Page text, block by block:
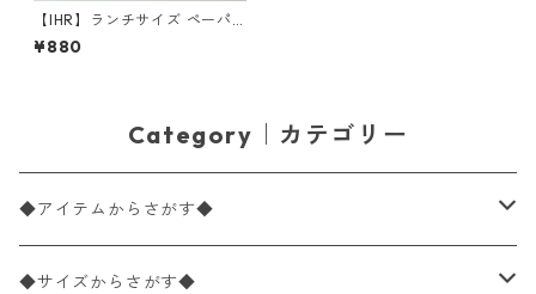
【IHR】ランチサイズ ペーパ
ーナプキン CATS WITH HATS
ホワイト Anita Jeram 20枚
¥880
Category｜カテゴリー
◆アイテムからさがす◆
ペーパーナプキン2枚バラ売り
◆サイズからさがす◆